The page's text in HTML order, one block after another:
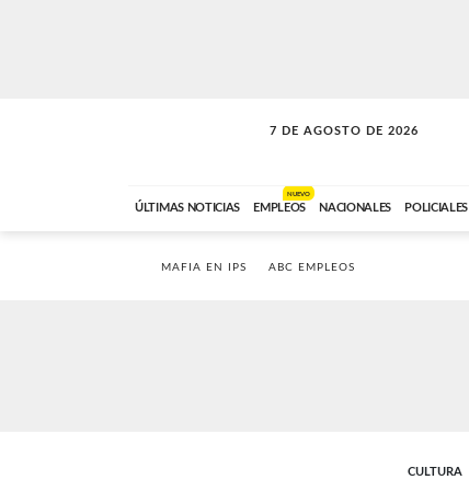
7 DE AGOSTO DE 2026
SOLO MÚSICA
ÚLTIMAS NOTICIAS EMPLEOS
NUEVO
NACIONALES POLICIALES
MAFIA EN IPS ABC EMPLEOS
CULTURA